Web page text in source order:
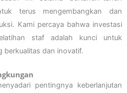
terus mengembangkan dan
Kami percaya bahwa investasi
staf adalah kunci untuk
berkualitas dan inovatif.
pentingnya keberlanjutan